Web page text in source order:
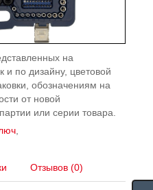
на
и по дизайну, цветовой
обозначениям на
от новой
или серии товара.
Отзывов (0)